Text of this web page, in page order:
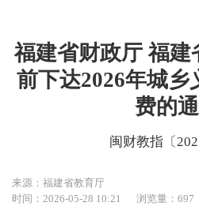
福建省财政厅 福建
前下达2026年城乡
费的
闽财教指〔
来源：福建省教育厅
时间：2026-05-28 10:21
浏览量：697